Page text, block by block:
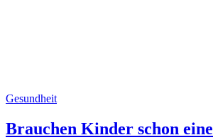
Gesundheit
Brauchen Kinder schon eine